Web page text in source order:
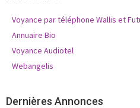
Voyance par téléphone Wallis et
Annuaire Bio
Voyance Audiotel
Webangelis
Dernières Annonces